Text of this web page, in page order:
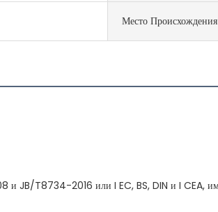
Место Происхождения